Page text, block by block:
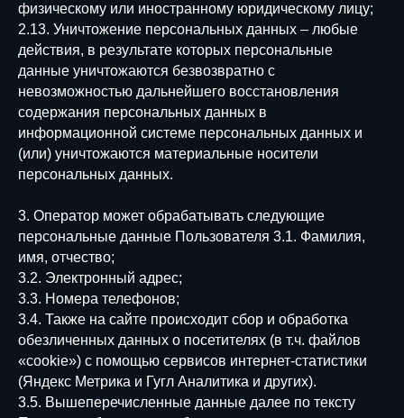
физическому или иностранному юридическому лицу;
2.13. Уничтожение персональных данных – любые
действия, в результате которых персональные
данные уничтожаются безвозвратно с
невозможностью дальнейшего восстановления
содержания персональных данных в
информационной системе персональных данных и
(или) уничтожаются материальные носители
персональных данных.
3. Оператор может обрабатывать следующие
персональные данные Пользователя 3.1. Фамилия,
имя, отчество;
3.2. Электронный адрес;
3.3. Номера телефонов;
3.4. Также на сайте происходит сбор и обработка
обезличенных данных о посетителях (в т.ч. файлов
«cookie») с помощью сервисов интернет-статистики
(Яндекс Метрика и Гугл Аналитика и других).
3.5. Вышеперечисленные данные далее по тексту